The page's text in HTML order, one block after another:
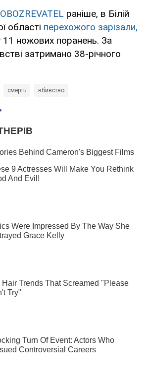
OBOZREVATEL раніше, в Білій
області перехожого зарізали,
ножових поранень. За
затримано 38-річного
смерть вбивство